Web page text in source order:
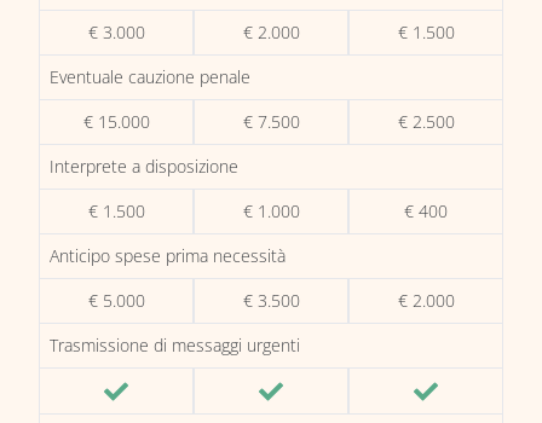
€ 3.000
€ 2.000
€ 1.500
Eventuale cauzione penale
€ 15.000
€ 7.500
€ 2.500
Interprete a disposizione
€ 1.500
€ 1.000
€ 400
Anticipo spese prima necessità
€ 5.000
€ 3.500
€ 2.000
Trasmissione di messaggi urgenti